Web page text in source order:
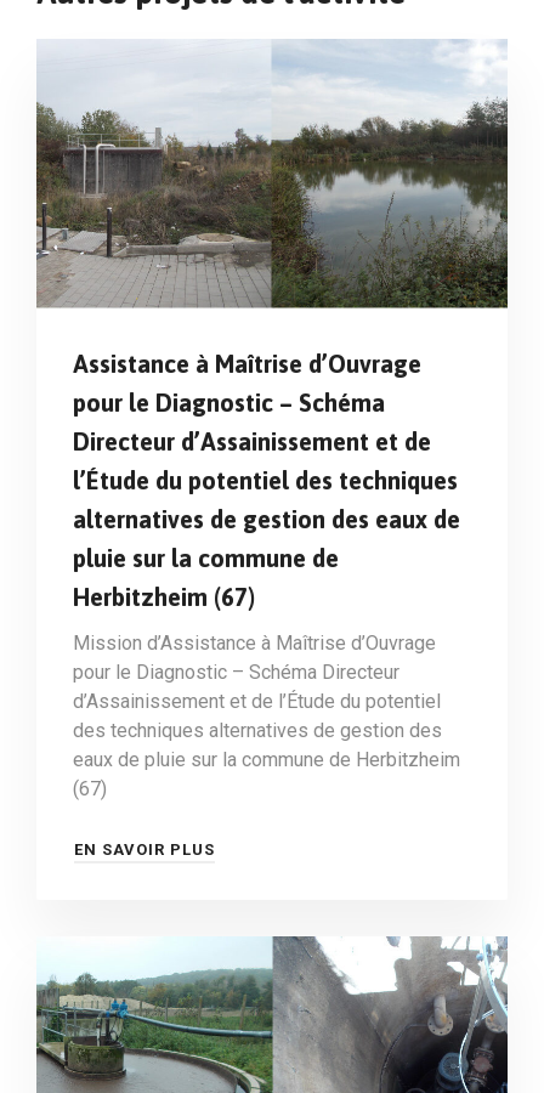
Assistance à Maîtrise d’Ouvrage
pour le Diagnostic – Schéma
Directeur d’Assainissement et de
l’Étude du potentiel des techniques
alternatives de gestion des eaux de
pluie sur la commune de
Herbitzheim (67)
Mission d’Assistance à Maîtrise d’Ouvrage
pour le Diagnostic – Schéma Directeur
d’Assainissement et de l’Étude du potentiel
des techniques alternatives de gestion des
eaux de pluie sur la commune de Herbitzheim
(67)
EN SAVOIR PLUS